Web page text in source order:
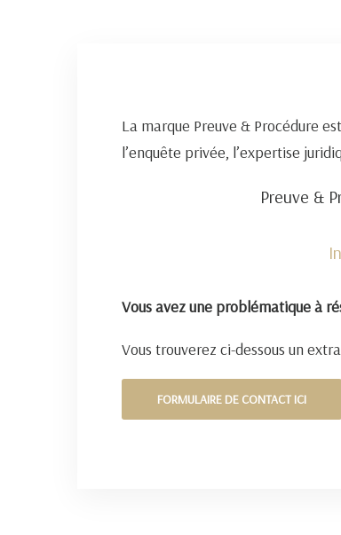
La marque Preuve & Procédure
l’enquête privée, l’expertise
Preuve &
Vous avez une problématique à
Vous trouverez ci-dessous un
FORMULAIRE DE CONTACT ICI